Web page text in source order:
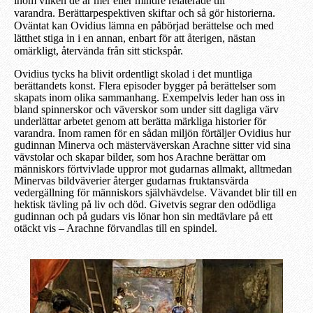
varandra. Berättarpespektiven skiftar och så gör historierna.
Oväntat kan Ovidius lämna en påbörjad berättelse och med
lätthet stiga in i en annan, enbart för att återigen, nästan
omärkligt, återvända från sitt stickspår.
Ovidius tycks ha blivit ordentligt skolad i det muntliga
berättandets konst. Flera episoder bygger på berättelser som
skapats inom olika sammanhang. Exempelvis leder han oss in
bland spinnerskor och väverskor som under sitt dagliga värv
underlättar arbetet genom att berätta märkliga historier för
varandra. Inom ramen för en sådan miljön förtäljer Ovidius hur
gudinnan Minerva och mästerväverskan Arachne sitter vid sina
vävstolar och skapar bilder, som hos Arachne berättar om
människors förtvivlade uppror mot gudarnas allmakt, alltmedan
Minervas bildväverier återger gudarnas fruktansvärda
vedergällning för människors självhävdelse. Vävandet blirtill en
hektisk tävling på liv och död. Givetvis segrar den odödliga
gudinnan och på gudars vis lönar hon sin medtävlare på ett
otäckt vis – Arachne förvandlas till en spindel.